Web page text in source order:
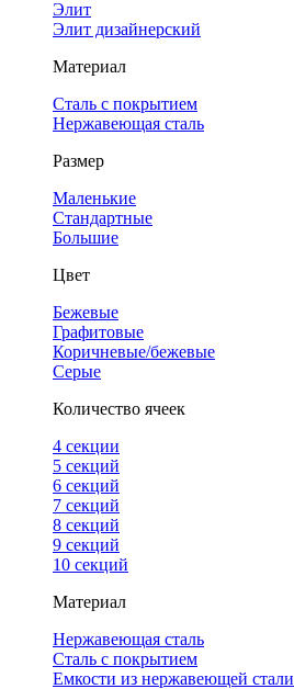
Элит
Элит дизайнерский
Материал
Сталь с покрытием
Нержавеющая сталь
Размер
Маленькие
Стандартные
Большие
Цвет
Бежевые
Графитовые
Коричневые/бежевые
Серые
Количество ячеек
4 cекции
5 секций
6 секций
7 секций
8 секций
9 секций
10 секций
Материал
Нержавеющая сталь
Сталь с покрытием
Емкости из нержавеющей стали